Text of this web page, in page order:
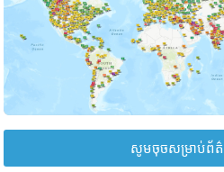
សូមចុចសម្រាប់ព័ត៌